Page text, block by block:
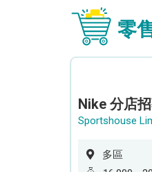
零
Nike 分店
Sportshouse
多區